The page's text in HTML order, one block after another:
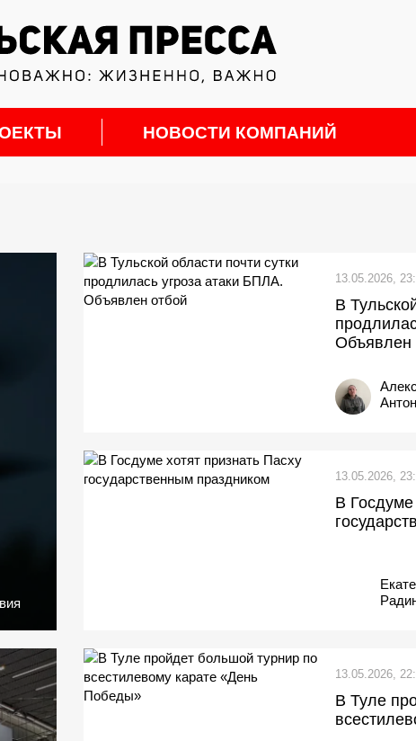
НОВОСТИ КОМПАНИЙ
13.05.2026,
В
Объявлен
13.05.2026,
В Госдуме
13.05.2026,
В Туле